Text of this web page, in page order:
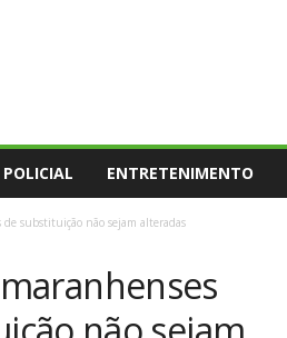
POLICIAL ENTRETENIMENTO
substituição não sejam alteradas